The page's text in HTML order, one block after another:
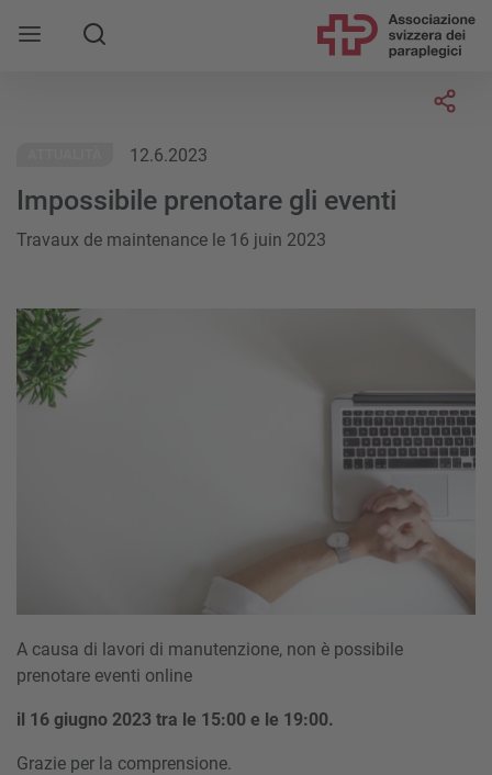
12.6.2023
Impossibile prenotare gli eventi
Travaux de maintenance le 16 juin 2023
A causa di lavori di manutenzione, non è possibile
prenotare eventi online
il 16 giugno 2023 tra le 15:00 e le 19:00.
Grazie per la comprensione.